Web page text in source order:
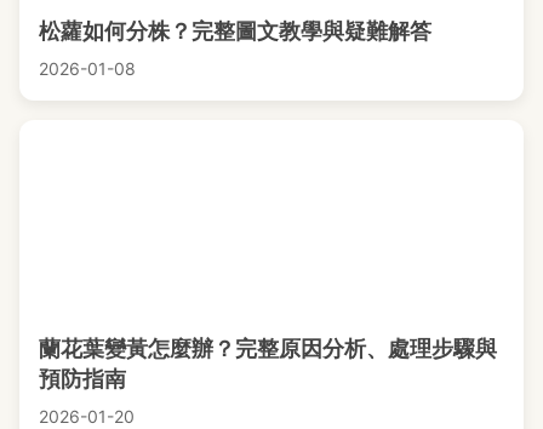
松蘿如何分株？完整圖文教學與疑難解答
2026-01-08
蘭花葉變黃怎麼辦？完整原因分析、處理步驟與
預防指南
2026-01-20